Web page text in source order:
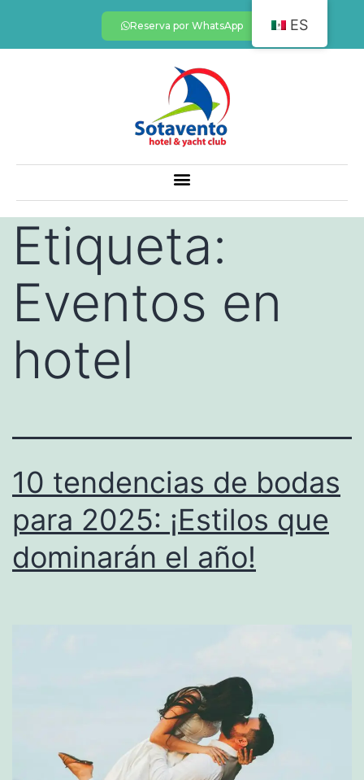
Reserva por WhatsApp
Etiqueta:
Eventos en
hotel
10 tendencias de bodas
para 2025: ¡Estilos que
dominarán el año!
ES